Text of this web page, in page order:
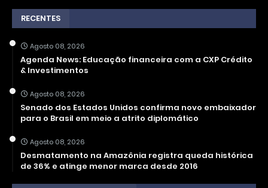
RECENTES
Agosto 08, 2026
Agenda News: Educação financeira com a CXP Crédito
& Investimentos
Agosto 08, 2026
Senado dos Estados Unidos confirma novo embaixador
para o Brasil em meio a atrito diplomático
Agosto 08, 2026
Desmatamento na Amazônia registra queda histórica
de 36% e atinge menor marca desde 2016